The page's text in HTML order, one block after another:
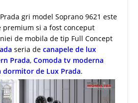
gri model Soprano 9621 este
premium si a fost conceput
de mobila de tip Full Concept
seria de canapele de lux
Prada, Comoda tv moderna
dormitor de Lux Prada.